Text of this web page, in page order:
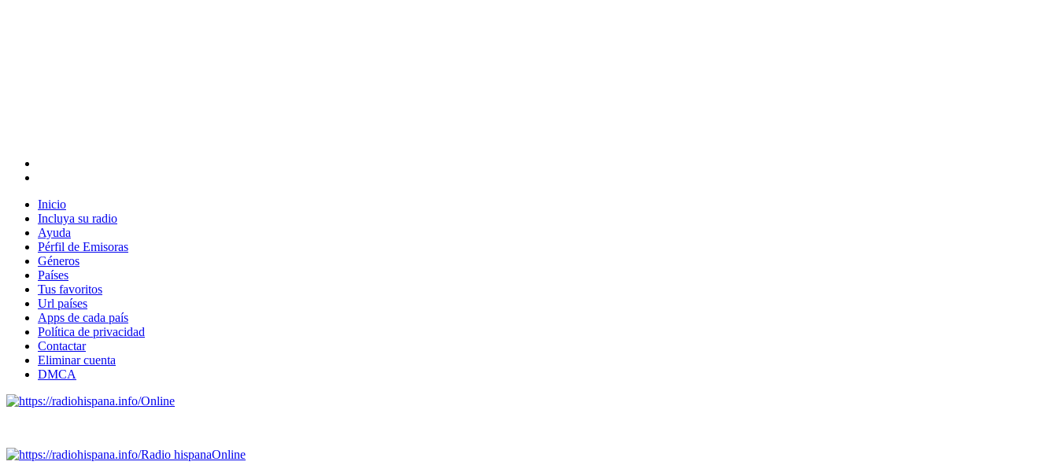
Inicio
Incluya su radio
Ayuda
Pérfil de Emisoras
Géneros
Países
Tus favoritos
Url países
Apps de cada país
Política de privacidad
Contactar
Eliminar cuenta
DMCA
Online
Radio hispanaOnline